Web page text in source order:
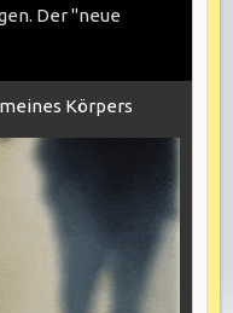
Der "neue
Körpers